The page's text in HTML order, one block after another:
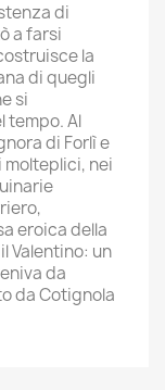
di
a farsi
la
di quegli
si
tempo. Al
di Forlì e
molteplici, nei
eroica della
Valentino: un
da
da Cotignola